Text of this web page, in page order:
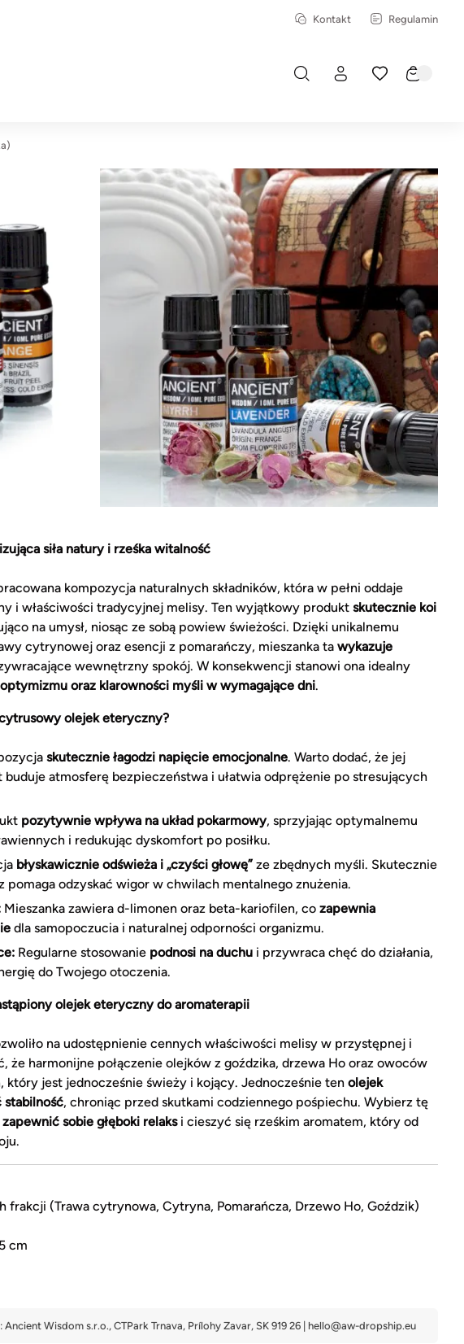
Kontakt Regulamin
siła natury i rześka witalność
kompozycja naturalnych składników, która w pełni oddaje
i właściwości tradycyjnej melisy. Ten wyjątkowy produkt skutecznie koi
na umysł, niosąc ze sobą powiew świeżości. Dzięki unikalnemu
cytrynowej oraz esencji z pomarańczy, mieszanka ta wykazuje
wewnętrzny spokój. W konsekwencji stanowi ona idealny
optymizmu oraz klarowności myśli w wymagające dni.
olejek eteryczny?
skutecznie łagodzi napięcie emocjonalne. Warto dodać, że jej
atmosferę bezpieczeństwa i ułatwia odprężenie po stresujących
pozytywnie wpływa na układ pokarmowy, sprzyjając optymalnemu
i redukując dyskomfort po posiłku.
błyskawicznie odświeża i „czyści głowę” ze zbędnych myśli. Skutecznie
pomaga odzyskać wigor w chwilach mentalnego znużenia.
Mieszanka zawiera d-limonen oraz beta-kariofilen, co zapewnia
dla samopoczucia i naturalnej odporności organizmu.
Regularne stosowanie podnosi na duchu i przywraca chęć do działania,
do Twojego otoczenia.
olejek eteryczny do aromaterapii
na udostępnienie cennych właściwości melisy w przystępnej i
że harmonijne połączenie olejków z goździka, drzewa Ho oraz owoców
jest jednocześnie świeży i kojący. Jednocześnie ten olejek
stabilność, chroniąc przed skutkami codziennego pośpiechu. Wybierz tę
zapewnić sobie głęboki relaksi cieszyć się rześkim aromatem, który od
frakcji (Trawa cytrynowa, Cytryna, Pomarańcza, Drzewo Ho, Goździk)
cm